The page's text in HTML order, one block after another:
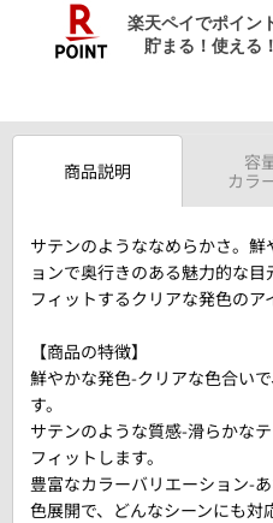
商品説明
容
カラ
サテンのようななめらかさ。
ョンで奥行きのある魅力的な
フィットするクリアな発色のア
【商品の特徴】
鮮やかな発色-クリアな色合い
す。
サテンのような質感-滑らかな
フィットします。
豊富なカラーバリエーション-
色展開で、どんなシーンにも対